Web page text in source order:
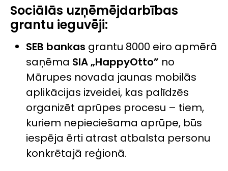
Sociālās uzņēmējdarbības
grantu ieguvēji:
SEB bankas grantu 8000 eiro apmērā
saņēma SIA „HappyOtto” no
Mārupes novada jaunas mobilās
aplikācijas izveidei, kas palīdzēs
organizēt aprūpes procesu – tiem,
kuriem nepieciešama aprūpe, būs
iespēja ērti atrast atbalsta personu
konkrētajā reģionā.